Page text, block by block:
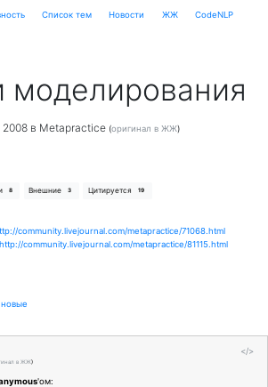
Cписок тем Новости ЖЖ CodeNLP
моделирования
2008 в Metapractice (оригинал в ЖЖ)
8 Внешние 3 Цитируется 19
community.livejournal.com/metapractice/71068.html
http://community.livejournal.com/metapractice/81115.html
новые
</>
в ЖЖ)
'ом: